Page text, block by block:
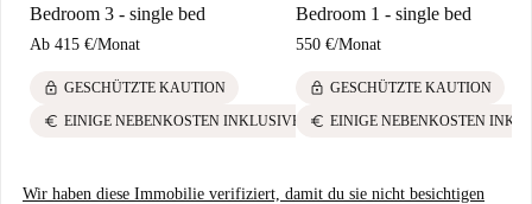
Bedroom 3 - single bed
Ab 415 €/Monat
lock GESCHÜTZTE KAUTION
euro EINIGE NEBENKOSTEN INKLUSIVE
Bedroom 1 - single bed
550 €/Monat
lock GESCHÜTZTE KAUTION
euro EINIGE NEBENKOSTEN
Wir haben diese Immobilie verifiziert, damit du sie nicht besichtigen